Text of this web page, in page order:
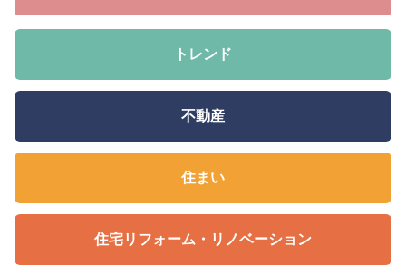
トレンド
不動産
住まい
住宅リフォーム・リノベーション